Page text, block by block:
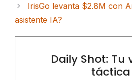
IrisGo levanta $2.8M con
asistente IA?
Daily Shot: Tu
táctica